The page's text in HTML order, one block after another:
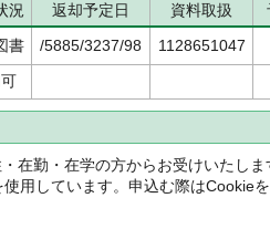
況 返却予定日 資料取扱
書 /5885/3237/98
1128651047
在勤・在学の方からお受けいたしま
用しています。申込む際はCookie